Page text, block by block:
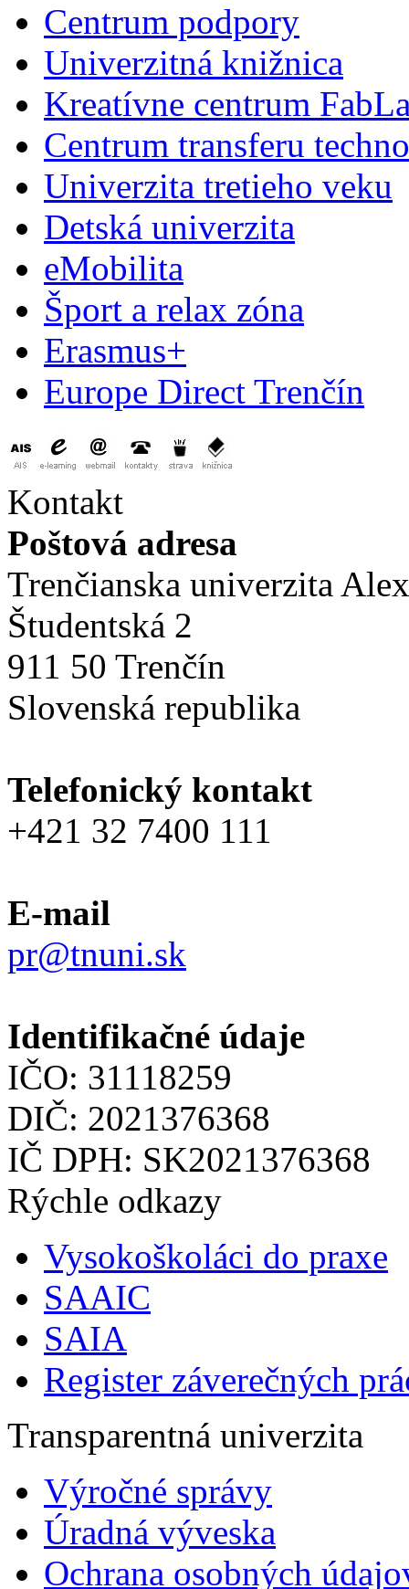
Centrum podpory
Univerzitná knižnica
Kreatívne centrum
Centrum transferu
Univerzita tretieho veku
Detská univerzita
eMobilita
Šport a relax zóna
Erasmus+
Europe Direct Trenčín
Kontakt
Poštová adresa
Trenčianska univerzita
Študentská 2
911 50 Trenčín
Slovenská republika
Telefonický kontakt
+421 32 7400 111
E-mail
pr@tnuni.sk
Identifikačné údaje
IČO: 31118259
DIČ: 2021376368
IČ DPH: SK2021376368
Rýchle odkazy
Vysokoškoláci do praxe
SAAIC
SAIA
Register záverečných
Transparentná univerzita
Výročné správy
Úradná výveska
Ochrana osobných